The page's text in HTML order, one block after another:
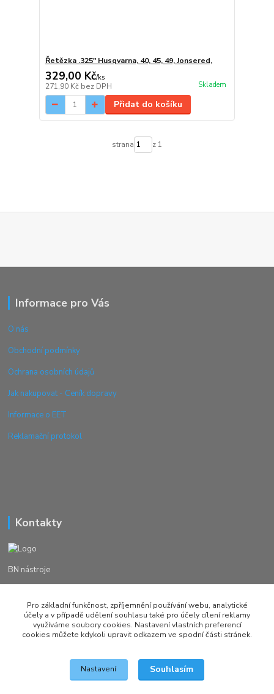
Řetězka .325" Husqvarna, 40, 45, 49, Jonsered,
329,00 Kč/ks
271,90 Kč bez DPH Skladem
Přidat do košíku
strana z 1
Informace pro Vás
O nás
Obchodní podmínky
Ochrana osobních údajů
Jak nakupovat - Ceník dopravy
Informace o EET
Reklamační protokol
Kontakty
BN nástroje
+420 777982023
brusirnanastroju@seznam.cz
Pro základní funkčnost, zpříjemnění používání webu, analytické
účely a v případě udělení souhlasu také pro účely cílení reklamy
využíváme soubory cookies. Nastavení vlastních preferencí
cookies můžete kdykoli upravit odkazem ve spodní části stránek.
Nastavení Souhlasím